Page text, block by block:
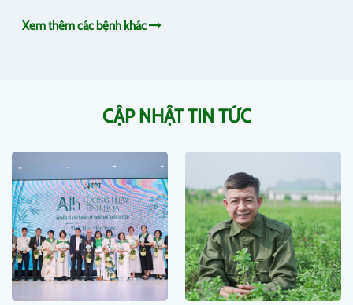
Xem thêm các bệnh khác
CẬP NHẬT TIN TỨC